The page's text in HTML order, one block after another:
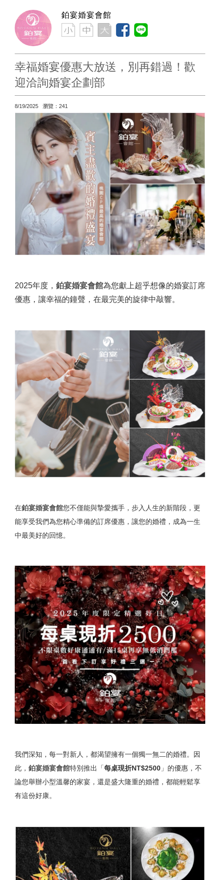
鉑宴婚宴會館
幸福婚宴優惠大放送，別再錯過！歡
迎洽詢婚宴企劃部
8/19/2025 瀏覽：241
2025年度， 鉑宴婚宴會館為您獻上超乎想像的婚宴訂席
優惠，讓幸福的鐘聲，在最完美的旋律中敲響。
在鉑宴婚宴會館您不僅能與摯愛攜手，步入人生的新階段，更
能享受我們為您精心準備的訂席優惠，讓您的婚禮，成為一生
中最美好的回憶。
我們深知，每一對新人，都渴望擁有一個獨一無二的婚禮。因
此， 鉑宴婚宴會館特別推出「每桌現折NT$2500 」的優惠，不
論您舉辦小型溫馨的家宴，還是盛大隆重的婚禮，都能輕鬆享
有這份好康。